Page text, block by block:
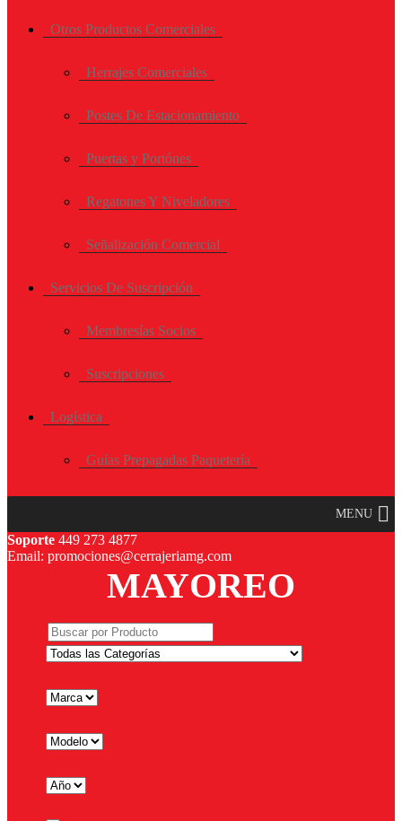
Otros Productos Comerciales
Herrajes Comerciales
Postes De Estacionamiento
Puertas y Portónes
Regatones Y Niveladores
Señalización Comercial
Servicios De Suscripción
Membresías Socios
Suscripciones
Logística
Guías Prepagadas Paquetería
MENU
Soporte 449 273 4877
Email: promociones@cerrajeriamg.com
MAYOREO